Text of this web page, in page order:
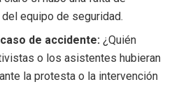
equipo de seguridad.
de accidente: ¿Quién
o los asistentes hubieran
la protesta o la intervención